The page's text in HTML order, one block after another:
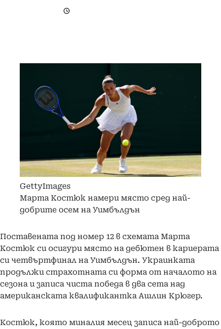
GettyImages
Марта Костюк намери място сред най-
добрите осем на Уимбълдън
Поставената под номер 12 в схемата Марта
Костюк си осигури място на дебютен в кариерата
си четвъртфинал на Уимбълдън. Украинката
продължи страхотната си форма от началото на
сезона и записа чиста победа в два сета над
американската квалификантка Ашлин Крюгер.
Костюк, която миналия месец записа най-доброто